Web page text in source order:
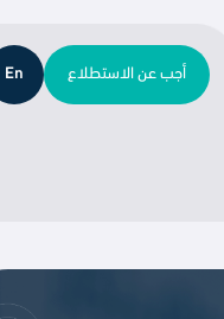
أجب عن الاستطلاع En